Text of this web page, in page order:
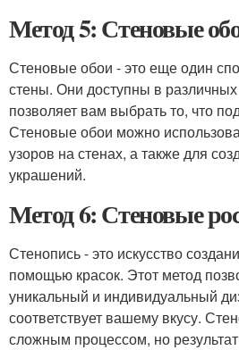
Метод 5: Стеновые
Стеновые обои - это еще один
стены. Они доступны в различных
позволяет вам выбрать то, что
Стеновые обои можно
узоров на стенах, а также для
украшений.
Метод 6: Стеновые
Стенопись - это искусство
помощью красок. Этот метод
уникальный и индивидуальный
соответствует вашему вкусу.
сложным процессом, но результат